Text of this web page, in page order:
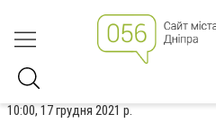
10:00, 17 грудня 2021 р.